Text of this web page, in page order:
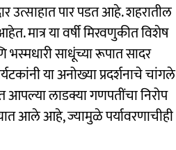
उत्साहात पार पडत आहे. शहरातील
मात्र या वर्षी मिरवणुकीत विशेष
साधूंच्या रूपात सादर
या अनोख्या प्रदर्शनाचे चांगले
लाडक्या गणपतींचा निरोप
आले आहे, ज्यामुळे पर्यावरणाचीही